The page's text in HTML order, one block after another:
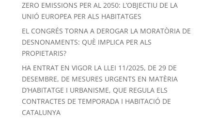
ZERO EMISSIONS PER AL 2050: L’OBJECTIU DE LA
UNIÓ EUROPEA PER ALS HABITATGES
EL CONGRÉS TORNA A DEROGAR LA MORATÒRIA DE
DESNONAMENTS: QUÈ IMPLICA PER ALS
PROPIETARIS?
HA ENTRAT EN VIGOR LA LLEI 11/2025, DE 29 DE
DESEMBRE, DE MESURES URGENTS EN MATÈRIA
D’HABITATGE I URBANISME, QUE REGULA ELS
CONTRACTES DE TEMPORADA I HABITACIÓ DE
CATALUNYA